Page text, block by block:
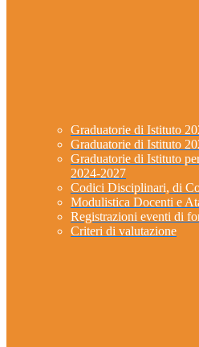
Graduatorie di Istituto
Graduatorie di Istituto
Graduatorie di Istituto
2024-2027
Codici Disciplinari, di
Modulistica Docenti e
Registrazioni eventi di
Criteri di valutazione